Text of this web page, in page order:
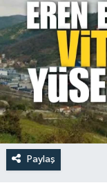
Paylaş